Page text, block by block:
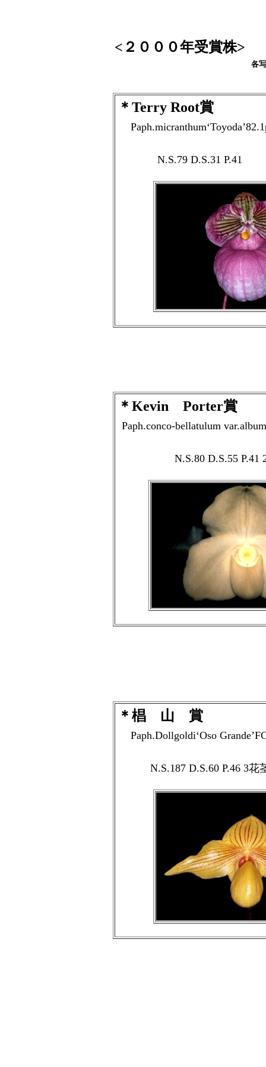
<２０００年受賞株>
各
＊Terry Root賞
N.S.79 D.S.31 P.41
＊Kevin Porter賞
Paph.conco-bellatulum
N.S.80 D.S.55
＊椙 山 賞
Paph.Dollgoldi‘Oso
N.S.187 D.S.60 P.46 3